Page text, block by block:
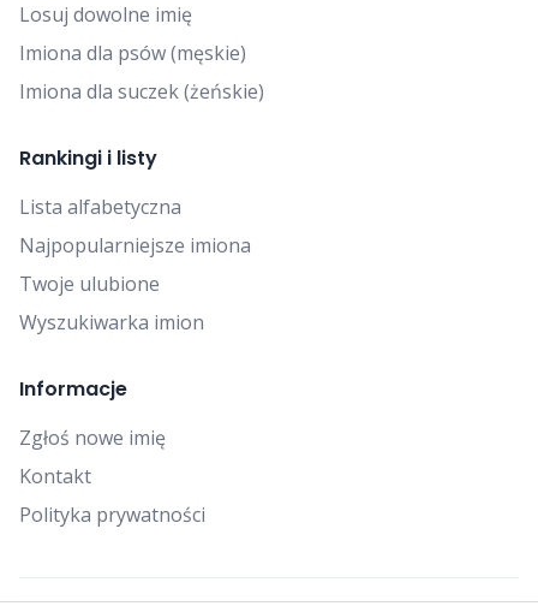
Losuj dowolne imię
Imiona dla psów (męskie)
Imiona dla suczek (żeńskie)
Rankingi i listy
Lista alfabetyczna
Najpopularniejsze imiona
Twoje ulubione
Wyszukiwarka imion
Informacje
Zgłoś nowe imię
Kontakt
Polityka prywatności